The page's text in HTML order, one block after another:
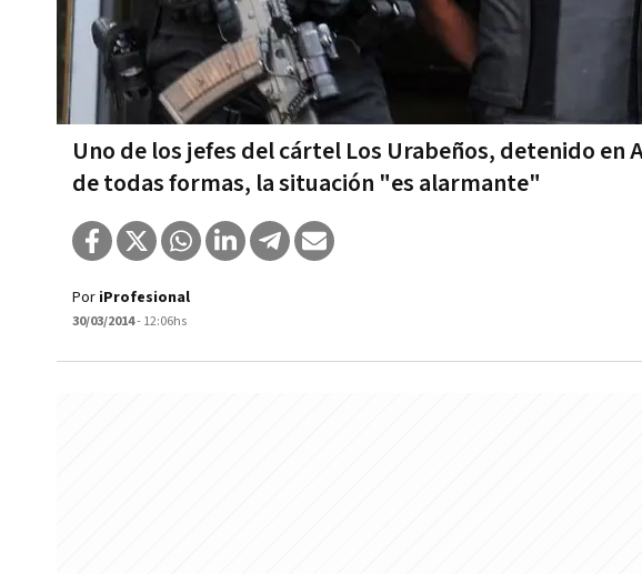
Uno de los jefes del cártel Los Urabeños, detenido en
de todas formas, la situación "es alarmante"
Por iProfesional
30/03/2014- 12:06hs